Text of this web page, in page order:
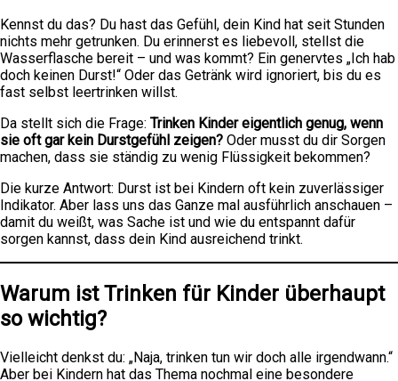
Kennst du das? Du hast das Gefühl, dein Kind hat seit Stunden
nichts mehr getrunken. Du erinnerst es liebevoll, stellst die
Wasserflasche bereit – und was kommt? Ein genervtes „Ich hab
doch keinen Durst!“ Oder das Getränk wird ignoriert, bis du es
fast selbst leertrinken willst.
Da stellt sich die Frage: Trinken Kinder eigentlich genug, wenn
sie oft gar kein Durstgefühl zeigen? Oder musst du dir Sorgen
machen, dass sie ständig zu wenig Flüssigkeit bekommen?
Die kurze Antwort: Durst ist bei Kindern oft kein zuverlässiger
Indikator. Aber lass uns das Ganze mal ausführlich anschauen –
damit du weißt, was Sache ist und wie du entspannt dafür
sorgen kannst, dass dein Kind ausreichend trinkt.
Warum ist Trinken für Kinder überhaupt
so wichtig?
Vielleicht denkst du: „Naja, trinken tun wir doch alle irgendwann.“
Aber bei Kindern hat das Thema nochmal eine besondere